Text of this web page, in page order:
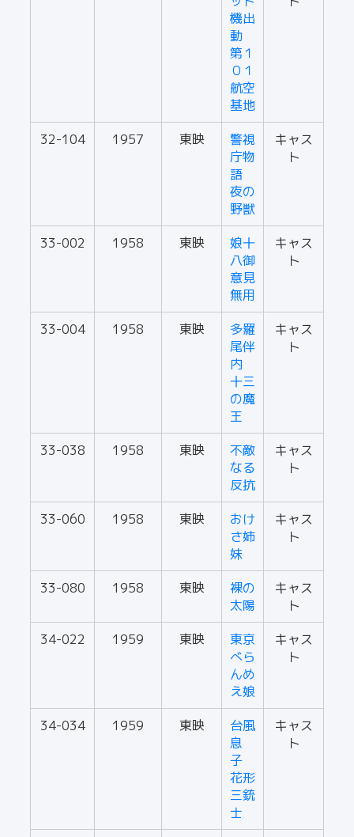
機出
動
第１
０１
航空
基地
32-104 1957 東映
警視
庁物
語
夜の
野獣
キャス
ト
33-002 1958 東映
娘十
八御
意見
無用
キャス
ト
33-004 1958 東映
多羅
尾伴
内
十三
の魔
王
キャス
ト
33-038 1958 東映
不敵
なる
反抗
キャス
ト
33-060 1958 東映
おけ
さ姉
妹
キャス
ト
33-080 1958 東映
裸の
太陽
キャス
ト
34-022
1959 東映
東京
べら
んめ
え娘
キャス
ト
34-034 1959 東映
台風
息
子
花形
三銃
士
キャス
ト